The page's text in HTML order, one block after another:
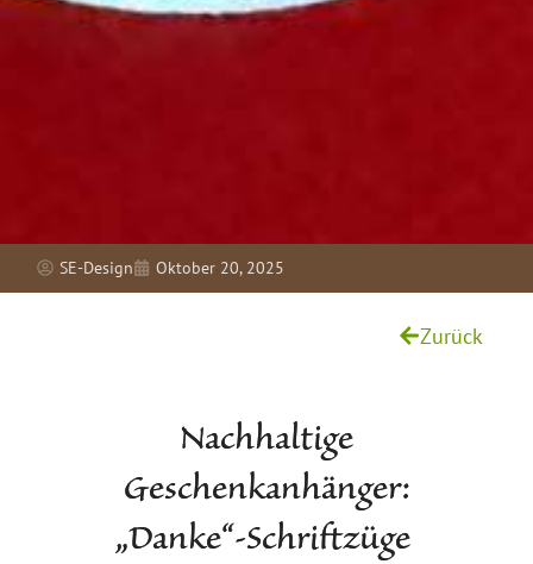
SE-Design Oktober 20, 2025
Zurück
Nachhaltige
Geschenkanhänger:
„Danke“-Schriftzüge